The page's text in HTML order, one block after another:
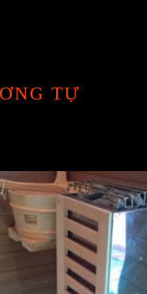
TỰ